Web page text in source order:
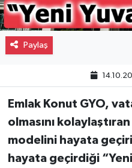
Paylaş
Emlak Konut GYO,
olmasını
modelini hayata
hayata geçirdiği